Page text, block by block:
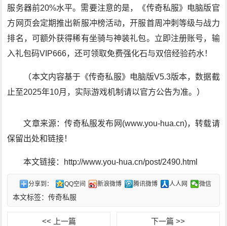
服务器前20%水平。需要注意的是，《传奇私服》电脑版官
方网页会定期推出新服冲榜活动，开服首周冲刺等级与战力
排名，可额外获得稀有坐骑与神装礼包。立即注册账号，输
入礼包码VIP666，还可领取免费强化石与双倍经验药水！
（本文内容基于《传奇私服》电脑版V5.3版本，数据截
止至2025年10月，实际游戏机制请以官方公告为准。）
文章来源：传奇私服发布网(www.you-hua.cn)，转载请
保留出处和链接！
本文链接：http://www.you-hua.cn/post/2490.html
分享到： QQ空间 新浪微博 腾讯微博 人人网 微信
本文标签：传奇私服
<< 上一篇 下一篇 >>